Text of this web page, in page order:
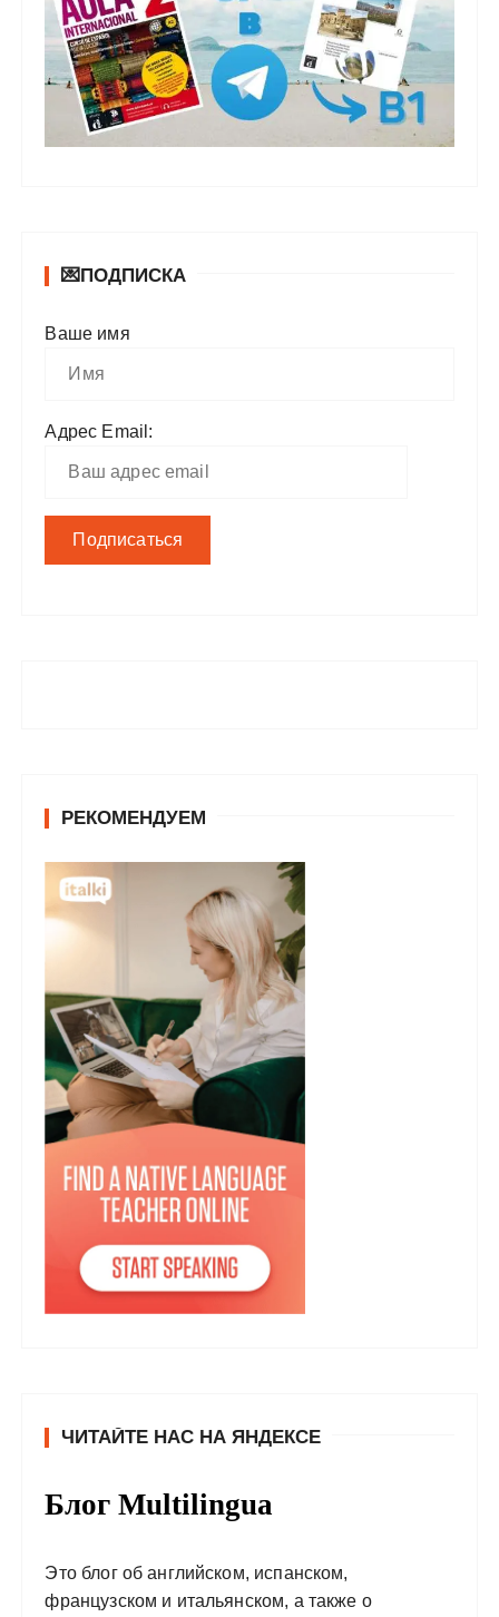
💌ПОДПИСКА
Ваше имя
Адрес Email:
РЕКОМЕНДУЕМ
ЧИТАЙТЕ НАС НА ЯНДЕКСЕ
Блог Multilingua
Это блог об английском, испанском,
французском и итальянском, а также о